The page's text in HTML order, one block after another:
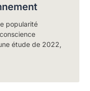
popularité
étude de 2022,